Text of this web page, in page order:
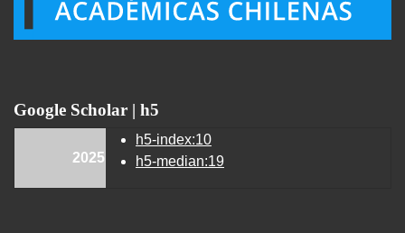
Google Scholar | h5
2025
h5-index:10
h5-median:19